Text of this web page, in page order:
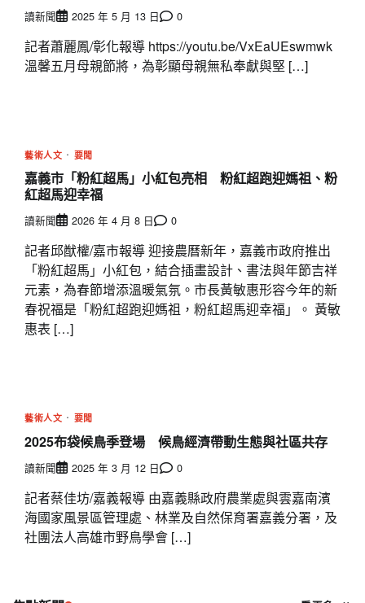
讀新聞 2025 年 5 月 13 日 0
記者蕭麗鳳/彰化報導 https://youtu.be/VxEaUEswmwk
溫馨五月母親節將，為彰顯母親無私奉獻與堅 […]
藝術人文 要聞
嘉義市「粉紅超馬」小紅包亮相 粉紅超跑迎媽祖、粉
紅超馬迎幸福
讀新聞 2026 年 4 月 8 日 0
記者邱猷權/嘉市報導 迎接農曆新年，嘉義市政府推出
「粉紅超馬」小紅包，結合插畫設計、書法與年節吉祥
元素，為春節增添溫暖氣氛。市長黃敏惠形容今年的新
春祝福是「粉紅超跑迎媽祖，粉紅超馬迎幸福」。 黃敏
惠表 […]
藝術人文 要聞
2025布袋候鳥季登場 候鳥經濟帶動生態與社區共存
讀新聞 2025 年 3 月 12 日 0
記者蔡佳坊/嘉義報導 由嘉義縣政府農業處與雲嘉南濱
海國家風景區管理處、林業及自然保育署嘉義分署，及
社團法人高雄市野鳥學會 […]